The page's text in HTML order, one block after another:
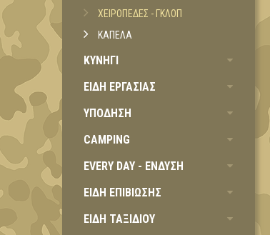
ΧΕΙΡΟΠΕΔΕΣ - ΓΚΛΟΠ
ΚΑΠΕΛΑ
ΚΥΝΗΓΙ
ΕΙΔΗ ΕΡΓΑΣΙΑΣ
ΥΠΟΔΗΣΗ
CAMPING
EVERY DAY - ΕΝΔΥΣΗ
ΕΙΔΗ ΕΠΙΒΙΩΣΗΣ
ΕΙΔΗ ΤΑΞΙΔΙΟΥ